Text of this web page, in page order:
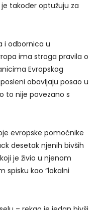
također optužuju za
i odbornica u
ima stroga pravila o
Evropskog
obavljaju posao u
to nije povezano s
evropske pomoćnike
desetak njenih bivših
je živio u njenom
spisku kao “lokalni